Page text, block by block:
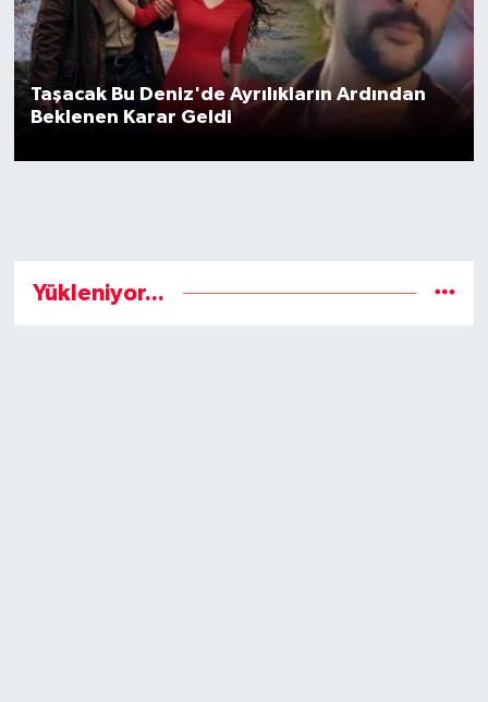
Taşacak Bu Deniz'de Ayrılıkların Ardından
Beklenen Karar Geldi
Yükleniyor...
Kadın
Magazin